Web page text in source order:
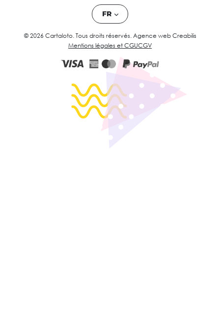
FR
© 2026 Cartaloto. Tous droits réservés. Agence web Creabilis
Mentions légales et CGUCGV